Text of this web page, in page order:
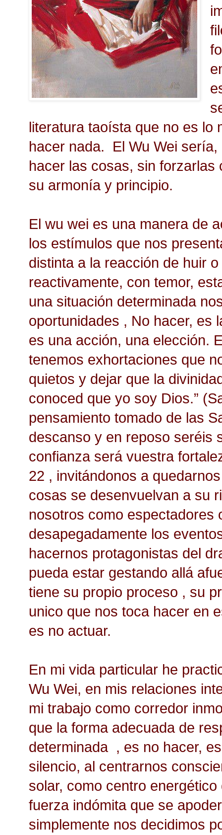
literatura taoísta que no es lo
hacer nada. El Wu Wei
hacer las cosas, sin
su armonía y principio.
El wu wei es una manera de
los estímulos que nos
distinta a la reacción de huir
reactivamente, con temor,
una situación determinada
oportunidades , No hacer, es
es una acción, una elección.
tenemos exhortaciones que
quietos y dejar que la
conoced que yo soy Dios.”
pensamiento tomado de las
descanso y en reposo seréis
confianza será vuestra
22 , invitándonos a
cosas se desenvuelvan a su
nosotros como espectadores
desapegadamente los
hacernos protagonistas del
pueda estar gestando allá
tiene su propio proceso , su
unico que nos toca hacer en
es no actuar.
En mi vida particular he
Wu Wei, en mis relaciones
mi trabajo como corredor
que la forma adecuada de
determinada , es no hacer,
silencio, al centrarnos
solar, como centro
fuerza indómita que se
simplemente nos decidimos